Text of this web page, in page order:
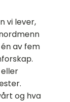
vi lever,
av fem
og hva